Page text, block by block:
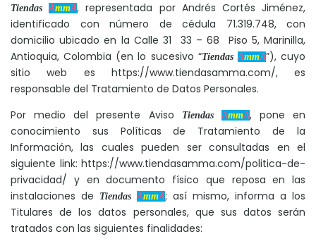
TiendasAmmA, representada por Andrés Cortés Jiménez,
identificado con número de cédula 71.319.748, con
domicilio ubicado en la Calle 31 33 – 68 Piso 5, Marinilla,
Antioquia, Colombia (en lo sucesivo “TiendasAmmA”), cuyo
sitio web es https://www.tiendasamma.com/, es
responsable del Tratamiento de Datos Personales.
Por medio del presente Aviso
TiendasAmmA, pone en
conocimiento sus Políticas de Tratamiento de la
Información, las cuales pueden ser consultadas en el
siguiente link: https://www.tiendasamma.com/politica-de-
privacidad/ y en documento físico que reposa en las
instalaciones de
TiendasAmmA; así mismo, informa a los
Titulares de los datos personales, que sus datos serán
tratados con las siguientes finalidades: